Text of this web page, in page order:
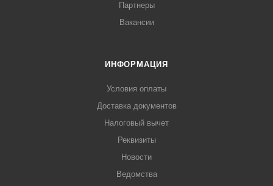
Партнеры
Вакансии
ИНФОРМАЦИЯ
Условия оплаты
Доставка документов
Налоговый вычет
Реквизиты
Новости
Ведомства